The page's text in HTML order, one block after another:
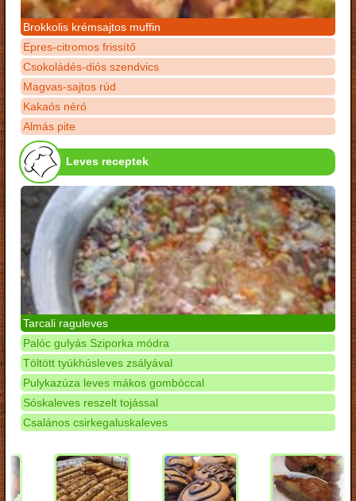
Brokkolis krémsajtos muffin
Epres-citromos frissítő
Csokoládés-diós szendvics
Magvas-sajtos rúd
Kakaós néró
Almás pite
Leves receptek
Tarcali raguleves
Palóc gulyás Sziporka módra
Töltött tyúkhúsleves zsályával
Pulykazúza leves mákos gombóccal
Sóskaleves reszelt tojással
Csalános csirkegaluskaleves